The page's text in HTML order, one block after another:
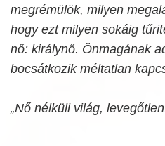
megrémülök, milyen
hogy ezt milyen sokáig
nő: királynő. Önmagának
bocsátkozik méltatlan
„Nő nélküli világ,